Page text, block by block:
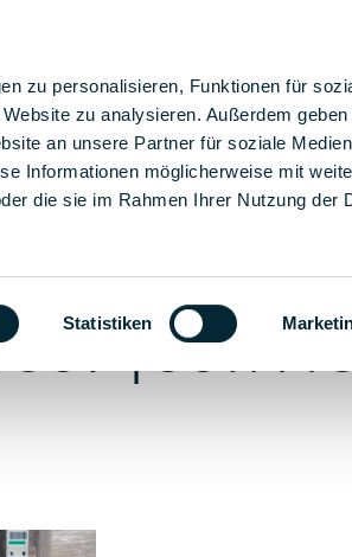
zu personalisieren, Funktionen für
zu analysieren. Außerdem geben
an unsere Partner für soziale
Informationen möglicherweise mit
die sie im Rahmen Ihrer Nutzung der
Statistiken
para